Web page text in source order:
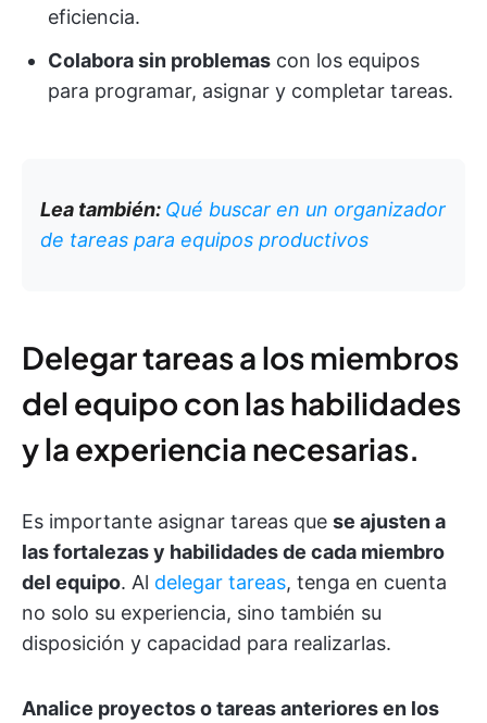
eficiencia.
Colabora sin problemas con los equipos
para programar, asignar y completar tareas.
Lea también: Qué buscar en un organizador
de tareas para equipos productivos
Delegar tareas a los miembros
del equipo con las habilidades
y la experiencia necesarias.
Es importante asignar tareas que se ajusten a
las fortalezas y habilidades de cada miembro
del equipo. Al delegar tareas, tenga en cuenta
no solo su experiencia, sino también su
disposición y capacidad para realizarlas.
Analice proyectos o tareas anteriores en los